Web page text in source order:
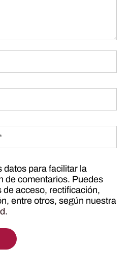
datos para facilitar la
de comentarios. Puedes
de acceso, rectificación,
entre otros, según nuestra
.